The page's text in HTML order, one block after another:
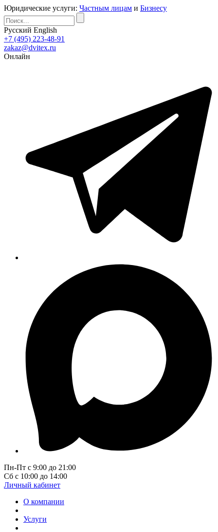
Юридические услуги: Частным лицам и Бизнесу
Русский English
+7 (495) 223-48-91
zakaz@dvitex.ru
Онлайн
Пн-Пт с 9:00 до 21:00
Сб с 10:00 до 14:00
Личный кабинет
О компании
Услуги